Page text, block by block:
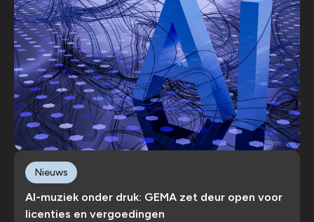
AI-muziek onder druk: GEMA zet deur open voor
licenties en vergoedingen
Nieuws